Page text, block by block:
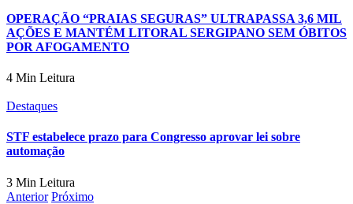
OPERAÇÃO “PRAIAS SEGURAS” ULTRAPASSA 3,6 MIL
AÇÕES E MANTÉM LITORAL SERGIPANO SEM ÓBITOS
POR AFOGAMENTO
4 Min Leitura
Destaques
STF estabelece prazo para Congresso aprovar lei sobre
automação
3 Min Leitura
Anterior Próximo